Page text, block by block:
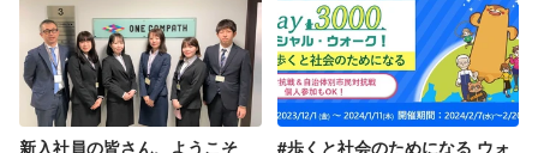
新入社員の皆さん、ようこそ
#歩くと社会のためになる ウォ